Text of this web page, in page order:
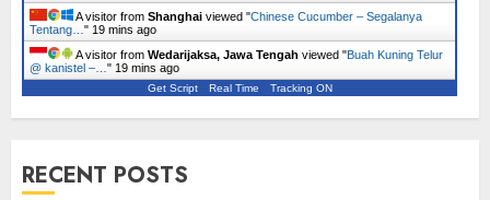
A visitor from Shanghai viewed "Chinese Cucumber – Segalanya
Tentang…" 19 mins ago
A visitor from Wedarijaksa, Jawa Tengah viewed "Buah Kuning Telur
@ kanistel –…" 19 mins ago
Get Script Real Time Tracking ON
RECENT POSTS